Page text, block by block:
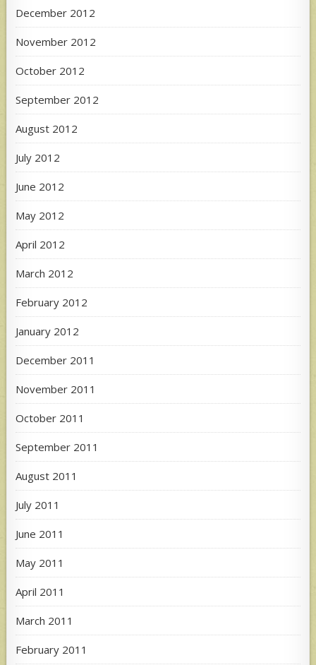
December 2012
November 2012
October 2012
September 2012
August 2012
July 2012
June 2012
May 2012
April 2012
March 2012
February 2012
January 2012
December 2011
November 2011
October 2011
September 2011
August 2011
July 2011
June 2011
May 2011
April 2011
March 2011
February 2011